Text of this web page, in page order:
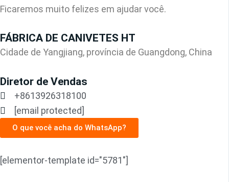
Ficaremos muito felizes em ajudar você.
FÁBRICA DE CANIVETES HT
Cidade de Yangjiang, província de Guangdong, China
Diretor de Vendas
+8613926318100
[email protected]
O que você acha do WhatsApp?
[elementor-template id="5781"]